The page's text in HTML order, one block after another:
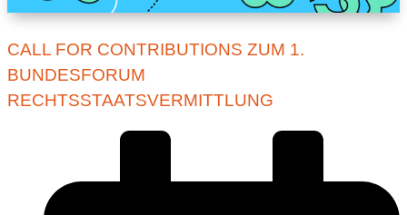
CALL FOR CONTRIBUTIONS ZUM 1.
BUNDESFORUM
RECHTSSTAATSVERMITTLUNG